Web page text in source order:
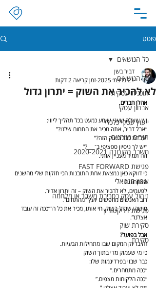
פוסט
כל הנושאים
תוכנית עסקית
אבחון עסקי
ייעוץ עסקי כלכלי
תזרים מזומנים
משבר הקורונה 2020-2021
פגישת FAST FORWARD
אימון מנטאלי
ניהול עסק בסביבת משבר או מלחמה
פגישת דריקטוריון
סקירת שוק
סקירת
כל הנושאים
לא להכיר את השוק = יתרון גדול
דביר בשן
21 בדצמ׳ 2025
זמן קריאה 2 דקות
אהלן חברים,
יש שאלה שאני שומע כמעט בכל תהליך ליווי:
“אבל דביר, אתה מכיר את התחום שלנו?”
“עבדת כבר בשוק הזה?”
“יש לך ניסיון ספציפי ב־___?”
וזה תמיד מעניין אותי.
כי דווקא כאן נמצאת אחת התובנות הכי חזקות שלי מהשנים
האחרונות:
לפעמים, לא להכיר את השוק – זה יתרון אדיר.
רוב האנשים מחפשים יועץ “מהתחום”.
מישהו שגדל בשוק, חי אותו, מכיר את כל ה־“ככה זה עובד
אצלנו”.
אבל בפועל?
זה בדיוק המקום שבו מתחילות הבעיות.
כי מי שעמוק מדי בתוך השוק
כבר שבוי בפרדיגמות שלו:
“ככה מתמחרים.”
“ככה הלקוחות מצפים.”